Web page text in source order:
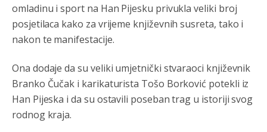
omladinu i sport na Han Pijesku privukla veliki broj
posjetilaca kako za vrijeme književnih susreta, tako i
nakon te manifestacije.
Ona dodaje da su veliki umjetnički stvaraoci književnik
Branko Čučak i karikaturista Tošo Borković potekli iz
Han Pijeska i da su ostavili poseban trag u istoriji svog
rodnog kraja.